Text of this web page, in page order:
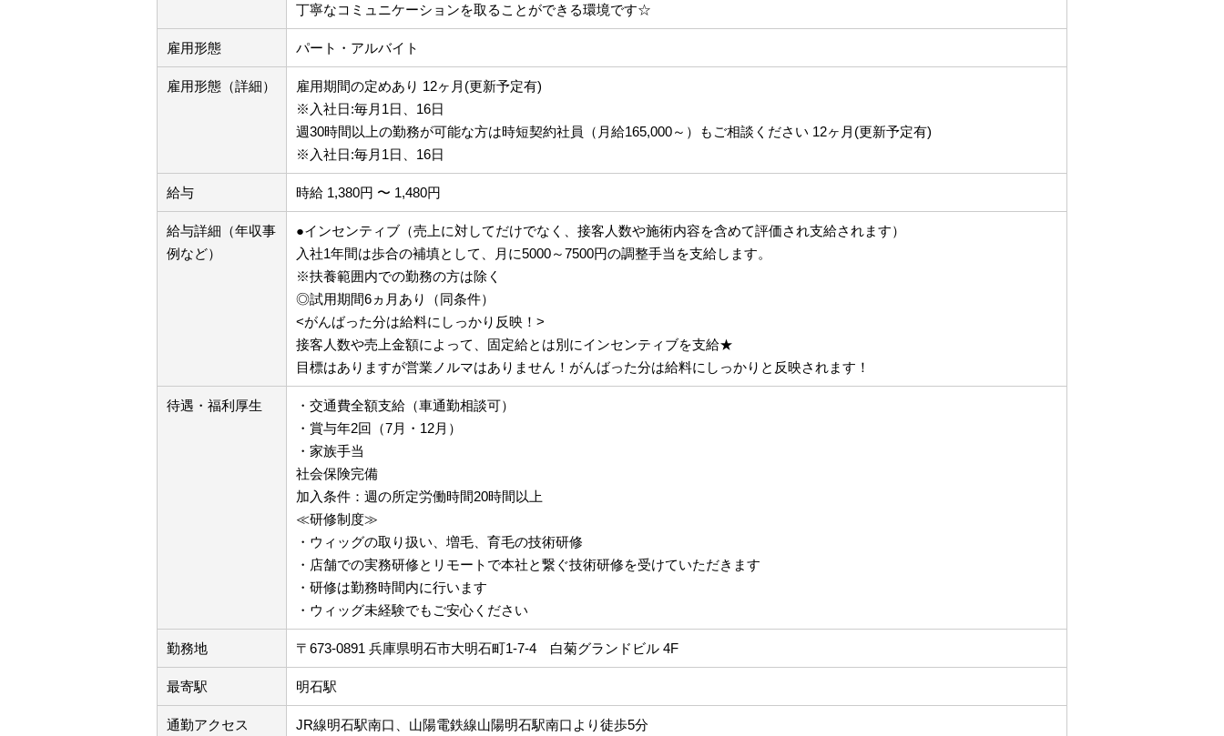
丁寧なコミュニケーションを取ることができる環境です☆
雇用形態 パート・アルバイト
雇用形態（詳細）
雇用期間の定めあり 12ヶ月(更新予定有)
※入社日:毎月1日、16日
週30時間以上の勤務が可能な方は時短契約社員（月給165,000～）もご相談ください 12ヶ月(更新予定有)
※入社日:毎月1日、16日
給与 時給 1,380円 〜 1,480円
給与詳細（年収事
例など）
●インセンティブ（売上に対してだけでなく、接客人数や施術内容を含めて評価され支給されます）
入社1年間は歩合の補填として、月に5000～7500円の調整手当を支給します。
※扶養範囲内での勤務の方は除く
◎試用期間6ヵ月あり（同条件）
<がんばった分は給料にしっかり反映！>
接客人数や売上金額によって、固定給とは別にインセンティブを支給★
目標はありますが営業ノルマはありません！がんばった分は給料にしっかりと反映されます！
待遇・福利厚生
・交通費全額支給（車通勤相談可）
・賞与年2回（7月・12月）
・家族手当
社会保険完備
加入条件：週の所定労働時間20時間以上
≪研修制度≫
・ウィッグの取り扱い、増毛、育毛の技術研修
・店舗での実務研修とリモートで本社と繋ぐ技術研修を受けていただきます
・研修は勤務時間内に行います
・ウィッグ未経験でもご安心ください
勤務地 〒673-0891 兵庫県明石市大明石町1-7-4 白菊グランドビル 4F
最寄駅 明石駅
通勤アクセス JR線明石駅南口、山陽電鉄線山陽明石駅南口より徒歩5分